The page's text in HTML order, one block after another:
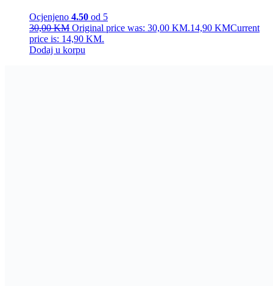
Ocjenjeno 4.50 od 5
30,00KM Original price was: 30,00 KM.14,90 KMCurrent
price is: 14,90 KM.
Dodaj u korpu